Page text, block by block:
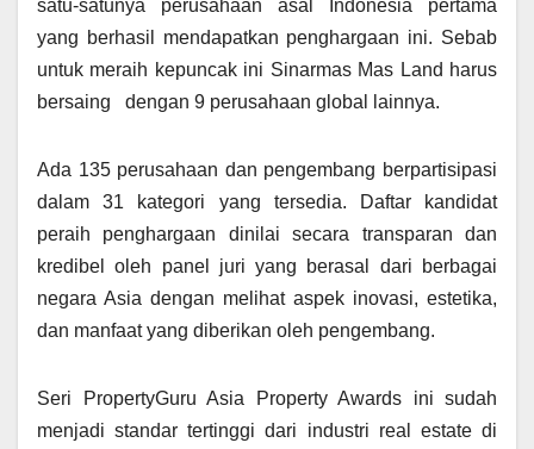
satu-satunya perusahaan asal Indonesia pertama
yang berhasil mendapatkan penghargaan ini. Sebab
untuk meraih kepuncak ini Sinarmas Mas Land harus
bersaing dengan 9 perusahaan global lainnya.
Ada 135 perusahaan dan pengembang berpartisipasi
dalam 31 kategori yang tersedia. Daftar kandidat
peraih penghargaan dinilai secara transparan dan
kredibel oleh panel juri yang berasal dari berbagai
negara Asia dengan melihat aspek inovasi, estetika,
dan manfaat yang diberikan oleh pengembang.
Seri PropertyGuru Asia Property Awards ini sudah
menjadi standar tertinggi dari industri real estate di